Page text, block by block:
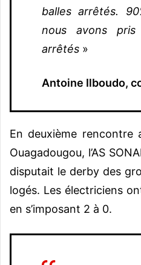
balles arrêtés.
nous avons
arrêtés »
Antoine Ilboudo,
En deuxième
Ouagadougou, l’AS
disputait le derby des
logés. Les électriciens
en s’imposant 2 à 0.